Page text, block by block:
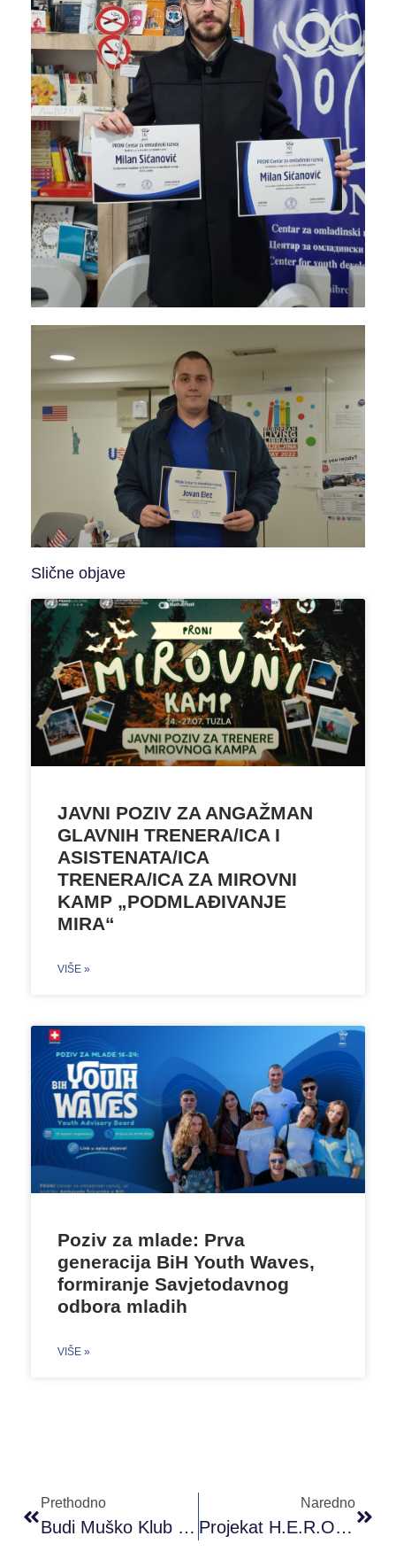
Slične objave
JAVNI POZIV ZA ANGAŽMAN
GLAVNIH TRENERA/ICA I
ASISTENATA/ICA
TRENERA/ICA ZA MIROVNI
KAMP „PODMLAĐIVANJE
MIRA“
VIŠE »
Poziv za mlade: Prva
generacija BiH Youth Waves,
formiranje Savjetodavnog
odbora mladih
VIŠE »
Prethodno
Budi Muško Klub Brčko Realizuje Edukativne Radionice Za Srednjoškolce
Naredno
Projekat H.E.R.O BIH – Helping To Educate Regarding Orientation In BiH Nastavlja S Glavnim Aktivnostima